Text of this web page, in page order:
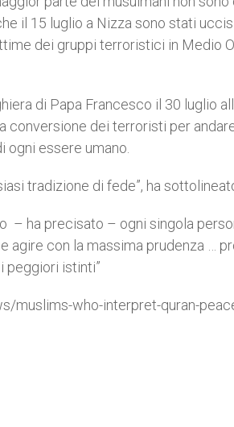
il 15 luglio a Nizza sono stati
dei gruppi terroristici in Medio
di Papa Francesco il 30 luglio
conversione dei terroristi per
essere umano.
tradizione di fede”, ha
– ha precisato – ogni singola
agire con la massima prudenza …
peggiori istinti”
muslims-who-interpret-quran-